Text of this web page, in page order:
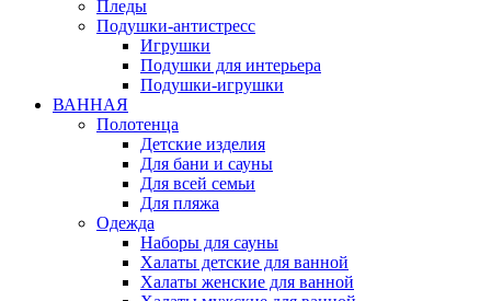
Пледы
Подушки-антистресс
Игрушки
Подушки для интерьера
Подушки-игрушки
ВАННАЯ
Полотенца
Детские изделия
Для бани и сауны
Для всей семьи
Для пляжа
Одежда
Наборы для сауны
Халаты детские для ванной
Халаты женские для ванной